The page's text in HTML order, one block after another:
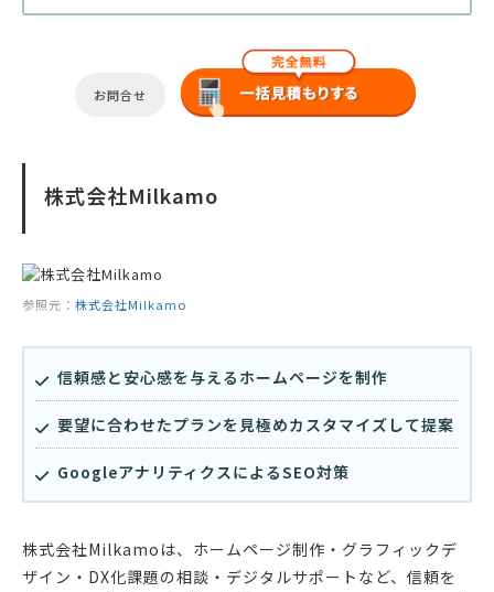
お問合せ
株式会社Milkamo
参照元： 株式会社Milkamo
信頼感と安心感を与えるホームページを制作
要望に合わせたプランを見極めカスタマイズして提案
GoogleアナリティクスによるSEO対策
株式会社Milkamoは、ホームページ制作・グラフィックデ
ザイン・DX化課題の相談・デジタルサポートなど、信頼を